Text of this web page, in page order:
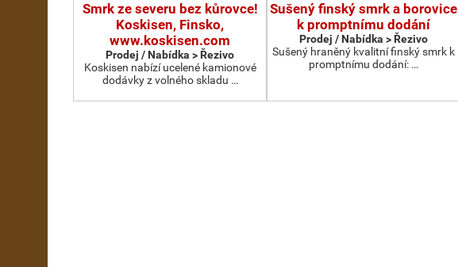
Smrk ze severu bez kůrovce!
Koskisen, Finsko,
www.koskisen.com
Prodej / Nabídka > Řezivo
Koskisen nabízí ucelené kamionové
dodávky z volného skladu …
Sušený finský smrk a borovice
k promptnímu dodání
Prodej / Nabídka > Řezivo
Sušený hraněný kvalitní finský smrk k
promptnímu dodání: …